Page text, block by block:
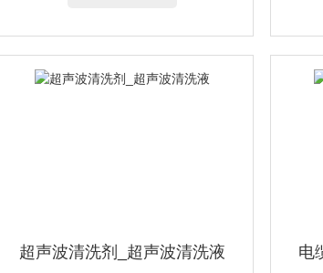
超声波清洗剂_超声波清洗液 电